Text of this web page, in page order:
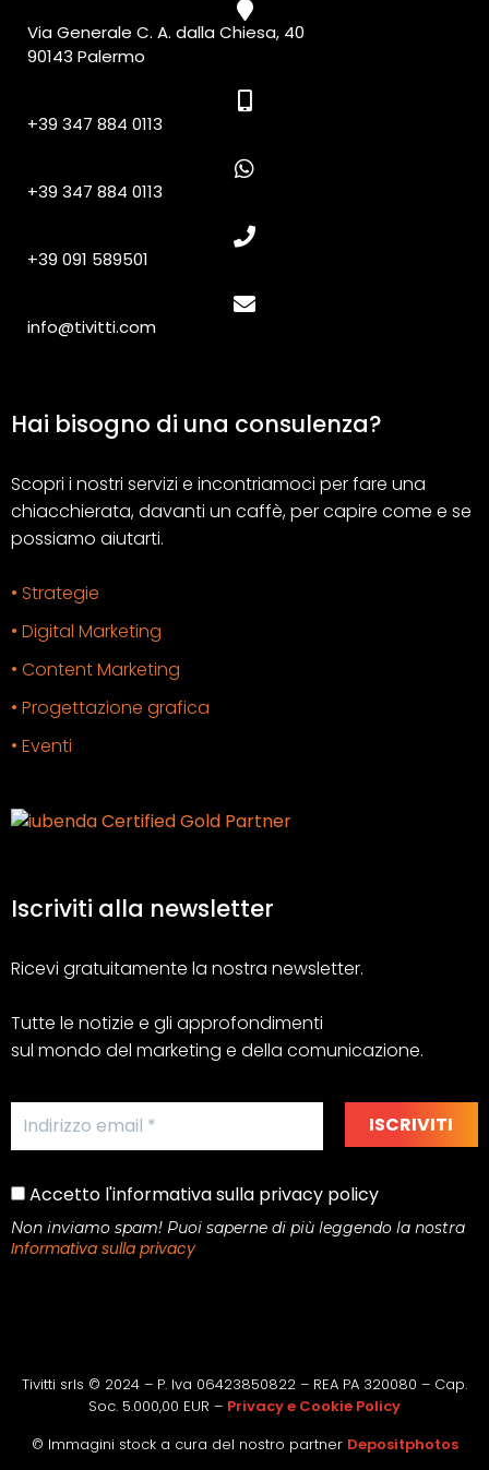
Via Generale C. A. dalla Chiesa, 40
90143 Palermo
+39 347 884 0113
+39 347 884 0113
+39 091 589501
info@tivitti.com
Hai bisogno di una consulenza?
Scopri i nostri servizi e incontriamoci per fare una
chiacchierata, davanti un caffè, per capire come e se
possiamo aiutarti.
• Strategie
• Digital Marketing
• Content Marketing
• Progettazione grafica
• Eventi
Iscriviti alla newsletter
Ricevi gratuitamente la nostra newsletter.
Tutte le notizie e gli approfondimenti
sul mondo del marketing e della comunicazione.
Accetto l'informativa sulla privacy policy
Non inviamo spam! Puoi saperne di più leggendo la nostra
Informativa sulla privacy
Tivitti srls © 2024 – P. Iva 06423850822 – REA PA 320080 – Cap.
Soc. 5.000,00 EUR – Privacy e Cookie Policy
© Immagini stock a cura del nostro partner Depositphotos